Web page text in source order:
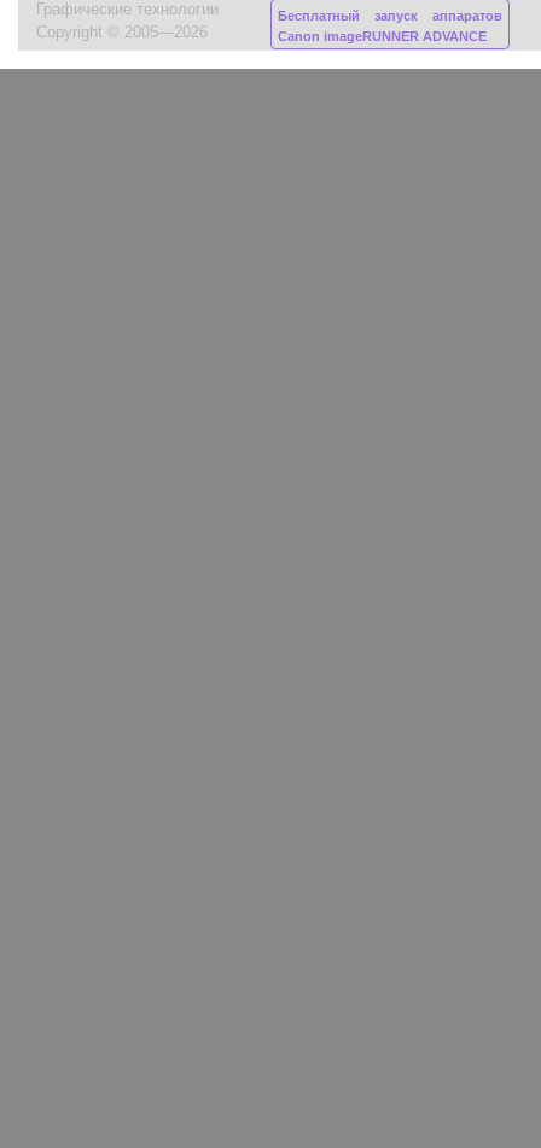
Графические технологии
Copyright © 2005—2026
Бесплатный запуск аппаратов
Canon imageRUNNER ADVANCE